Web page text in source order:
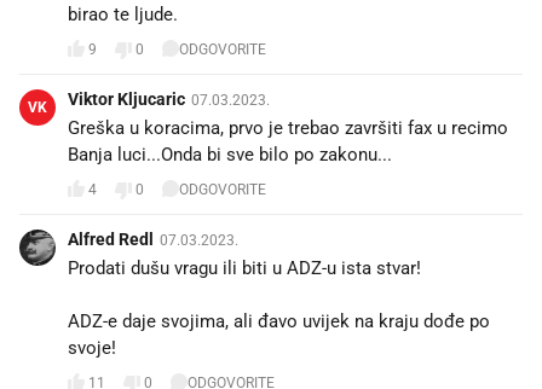
birao te ljude.
9 0 ODGOVORITE
VK Viktor Kljucaric 07.03.2023.
Greška u koracima, prvo je trebao završiti fax u recimo
Banja luci...Onda bi sve bilo po zakonu...
4 0 ODGOVORITE
Alfred Redl 07.03.2023.
Prodati dušu vragu ili biti u ADZ-u ista stvar!
ADZ-e daje svojima, ali đavo uvijek na kraju dođe po
svoje!
11 0 ODGOVORITE